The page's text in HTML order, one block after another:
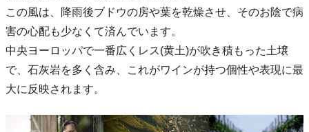
この風は、降雨後ブドウの房や葉を乾燥させ、そのお陰で病
害の心配も少なくて済んでいます。
中央ヨーロッパで一番広くレス(黄土)が吹き積もった土壌
で、石灰岩を多く含み、これがワインが持つ個性や表現に最
大に反映されます。